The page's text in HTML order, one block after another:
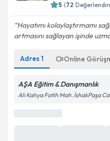
5 (72
Hayatımı kolaylaştırmamı
artmasını sağlayan işinde
Adres 1 Online
AŞA Eğitim & Danışmanlık
Ali Kahya Fatih Mah. İshakPaşa